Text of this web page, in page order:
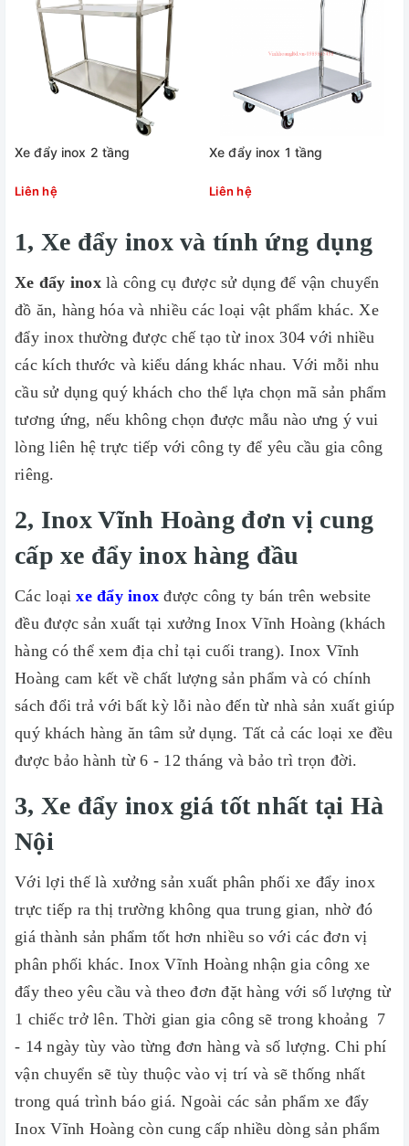
Xe đẩy inox 2 tầng
Liên hệ
Xe đẩy inox 1 tầng
Liên hệ
1, Xe đẩy inox và tính ứng dụng
Xe đẩy inoxlà công cụ được sử dụng để vận chuyển
đồ ăn, hàng hóa và nhiều các loại vật phẩm khác. Xe
đẩy inox thường được chế tạo từ inox 304 với nhiều
các kích thước và kiểu dáng khác nhau. Với mỗi nhu
cầu sử dụng quý khách cho thể lựa chọn mã sản phẩm
tương ứng, nếu không chọn được mẫu nào ưng ý vui
lòng liên hệ trực tiếp với công ty để yêu cầu gia công
riêng.
2, Inox Vĩnh Hoàng đơn vị cung
cấp xe đẩy inox hàng đầu
Các loạixe đẩy inox được công ty bán trên website
đều được sản xuất tại xưởng Inox Vĩnh Hoàng (khách
hàng có thể xem địa chỉ tại cuối trang). Inox Vĩnh
Hoàng cam kết về chất lượng sản phẩm và có chính
sách đổi trả với bất kỳ lỗi nào đến từ nhà sản xuất giúp
quý khách hàng ăn tâm sử dụng. Tất cả các loại xe đều
được bảo hành từ 6 - 12 tháng và bảo trì trọn đời.
3, Xe đẩy inox giá tốt nhất tại Hà
Nội
Với lợi thế là xưởng sản xuất phân phối xe đẩy inox
trực tiếp ra thị trường không qua trung gian, nhờ đó
giá thành sản phẩm tốt hơn nhiều so với các đơn vị
phân phối khác. Inox Vĩnh Hoàng nhận gia công xe
đẩy theo yêu cầu và theo đơn đặt hàng với số lượng từ
1 chiếc trở lên. Thời gian gia công sẽ trong khoảng 7
- 14 ngày tùy vào từng đơn hàng và số lượng. Chi phí
vận chuyển sẽ tùy thuộc vào vị trí và sẽ thống nhất
trong quá trình báo giá. Ngoài các sản phẩm xe đẩy
Inox Vĩnh Hoàng còn cung cấp nhiều dòng sản phẩm